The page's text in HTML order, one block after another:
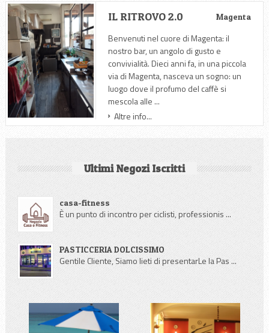
Magenta
IL RITROVO 2.0
Benvenuti nel cuore di Magenta: il
nostro bar, un angolo di gusto e
convivialità. Dieci anni fa, in una piccola
via di Magenta, nasceva un sogno: un
luogo dove il profumo del caffè si
mescola alle ...
Altre info...
Ultimi Negozi Iscritti
casa-fitness
È un punto di incontro per ciclisti, professionis ...
PASTICCERIA DOLCISSIMO
Gentile Cliente, Siamo lieti di presentarLe la Pas ...